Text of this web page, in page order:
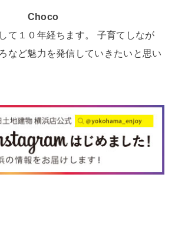
Choco
て１０年経ちます。 子育てしなが
など魅力を発信していきたいと思い